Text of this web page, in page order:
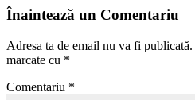
Înaintează un Comentariu
Adresa ta de email nu va fi publicată.
marcate cu *
Comentariu *